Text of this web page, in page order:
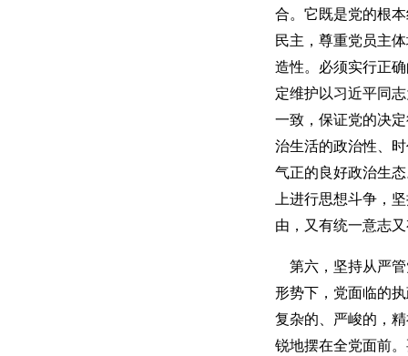
合。它既是党的根
民主，尊重党员主
造性。必须实行正
定维护以习近平同
一致，保证党的决
治生活的政治性、
气正的良好政治生
上进行思想斗争，
由，又有统一意志
第六，坚持从严管
形势下，党面临的
复杂的、严峻的，
锐地摆在全党面前